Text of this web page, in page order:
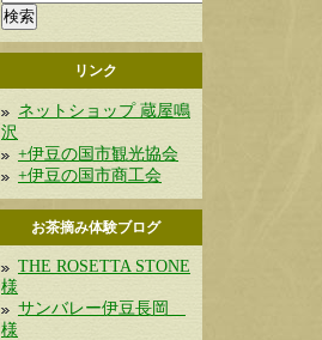
リンク
ネットショップ 蔵屋鳴
沢
+伊豆の国市観光協会
+伊豆の国市商工会
お茶摘み体験ブログ
THE ROSETTA STONE
様
サンバレー伊豆長岡
様